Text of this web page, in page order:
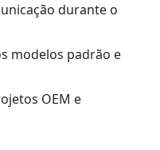
durante o
modelos padrão e
OEM e